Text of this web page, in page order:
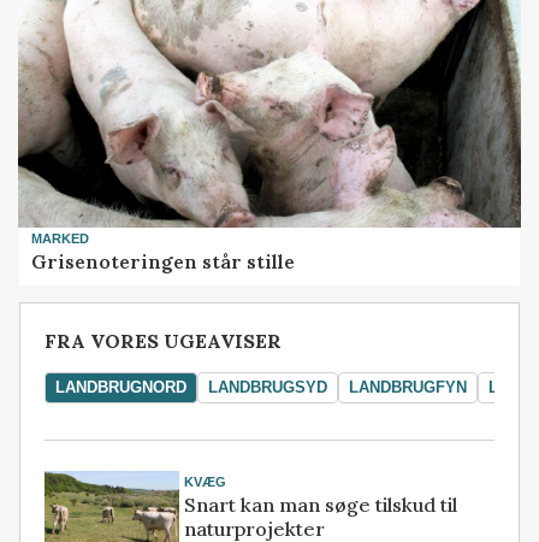
MARKED
Grisenoteringen står stille
FRA VORES UGEAVISER
LANDBRUGNORD LANDBRUGSYD LANDBRUGFYN
KVÆG
Snart kan man søge tilskud til
naturprojekter